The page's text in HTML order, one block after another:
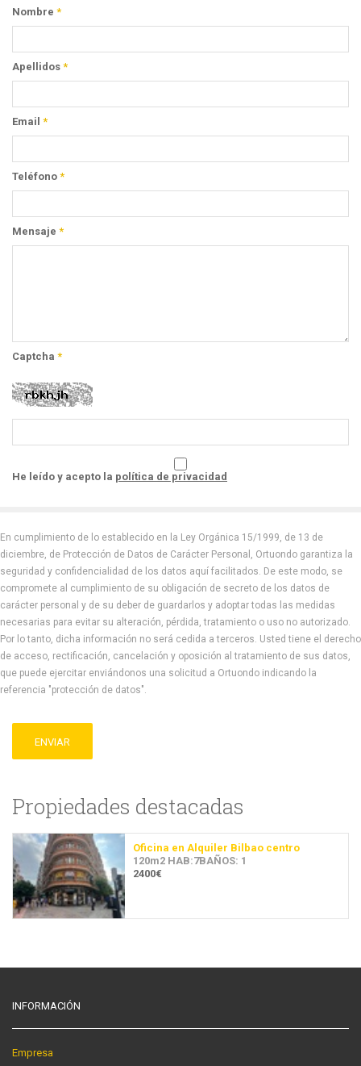
Nombre *
Apellidos *
Email *
Teléfono *
Mensaje *
Captcha *
He leído y acepto la política de privacidad
En cumplimiento de lo establecido en la Ley Orgánica 15/1999, de 13 de
diciembre, de Protección de Datos de Carácter Personal, Ortuondo garantiza la
seguridad y confidencialidad de los datos aquí facilitados. De este modo, se
compromete al cumplimiento de su obligación de secreto de los datos de
carácter personal y de su deber de guardarlos y adoptar todas las medidas
necesarias para evitar su alteración, pérdida, tratamiento o uso no autorizado.
Por lo tanto, dicha información no será cedida a terceros. Usted tiene el derecho
de acceso, rectificación, cancelación y oposición al tratamiento de sus datos,
que puede ejercitar enviándonos una solicitud a Ortuondo indicando la
referencia "protección de datos".
ENVIAR
Propiedades destacadas
Oficina en Alquiler Bilbao centro
120m2 HAB:7BAÑOS: 1
2400€
INFORMACIÓN
Empresa